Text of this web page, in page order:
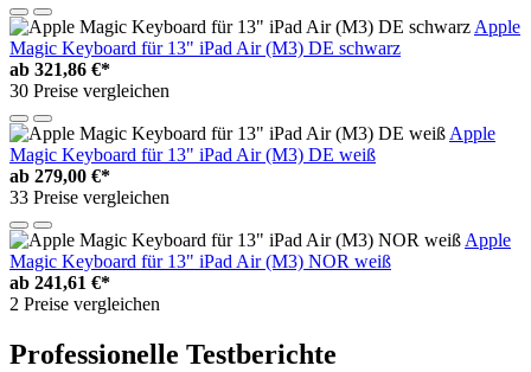
Apple
Magic Keyboard für 13" iPad Air (M3) DE schwarz
ab 321,86 €*
30 Preise vergleichen
Apple
Magic Keyboard für 13" iPad Air (M3) DE weiß
ab 279,00 €*
33 Preise vergleichen
Apple
Magic Keyboard für 13" iPad Air (M3) NOR weiß
ab 241,61 €*
2 Preise vergleichen
Professionelle Testberichte